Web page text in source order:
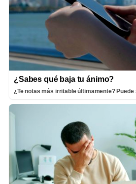
¿Sabes qué baja tu ánimo?
¿Te notas más irritable últimamente?